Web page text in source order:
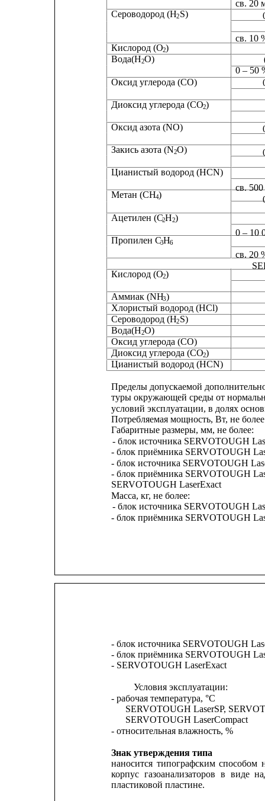
Сероводород (H2S)
Кислород (O2)
Вода(H2O)
Оксид углерода (CO)
Диоксид углерода (CO2)
Оксид азота (NO)
Закись азота (N2O)
Цианистый водород (HCN)
Метан (CH4)
Ацетилен (C2H2)
Пропилен C3H6
Кислород (O2)
Аммиак (NH3)
Хлористый водород (HCl)
Сероводород (H2S)
Вода(H2O)
Оксид углерода (CO)
Диоксид углерода (CO2)
Цианистый водород (HCN)
св. 20
св. 10
0 – 50
св.
0 – 10
св. 20
Пределы допускаемой
туры окружающей среды от
условий эксплуатации, в долях
Потребляемая мощность, Вт, не более
Габаритные размеры, мм, не более:
- блок источника SERVOTOUGH
- блок приёмника SERVOTOUGH
- блок источника SERVOTOUGH
- блок приёмника SERVOTOUGH
SERVOTOUGH LaserExact
Масса, кг, не более:
- блок источника SERVOTOUGH
- блок приёмника SERVOTOUGH
- блок источника SERVOTOUGH
- блок приёмника SERVOTOUGH
- SERVOTOUGH LaserExact
Условия эксплуатации:
- рабочая температура, °С
SERVOTOUGH LaserSP,
SERVOTOUGH LaserCompact
- относительная влажность, %
Знак утверждения типа
наносится типографским способом
корпус газоанализаторов в виде
пластиковой пластине.